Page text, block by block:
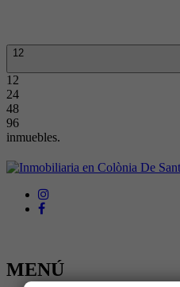
12
12
24
48
96
inmuebles.
MENÚ